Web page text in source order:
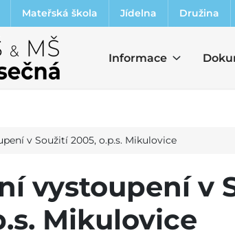
Mateřská škola Jídelna
Družina
Informace
v Soužití 2005, o.p.s. Mikulovice
vystoupení v
Mikulovice